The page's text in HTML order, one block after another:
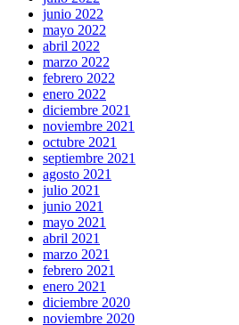
junio 2022
mayo 2022
abril 2022
marzo 2022
febrero 2022
enero 2022
diciembre 2021
noviembre 2021
octubre 2021
septiembre 2021
agosto 2021
julio 2021
junio 2021
mayo 2021
abril 2021
marzo 2021
febrero 2021
enero 2021
diciembre 2020
noviembre 2020